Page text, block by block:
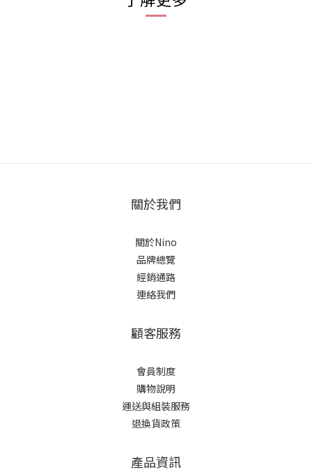
關於我們
關於Nino
品牌總覽
經銷通路
連絡我們
顧客服務
會員制度
購物說明
運送與組裝服務
退換貨政策
產品資訊